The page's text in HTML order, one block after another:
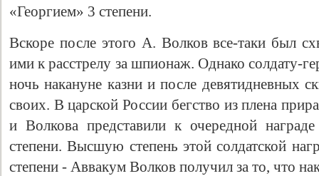
«Георгием» 3 степени.
Вскоре после этого А. Волков все-таки был
ими к расстрелу за шпионаж. Однако солдату-
ночь накануне казни и после девятидневных
своих. В царской России бегство из плена
и Волкова представили к очередной
степени. Высшую степень этой солдатской
степени - Аввакум Волков получил за то, что